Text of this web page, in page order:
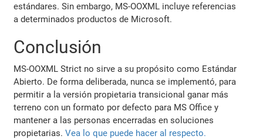
estándares. Sin embargo, MS-OOXML incluye referencias
a determinados productos de Microsoft.
Conclusión
MS-OOXML Strict no sirve a su propósito como Estándar
Abierto. De forma deliberada, nunca se implementó, para
permitir a la versión propietaria transicional ganar más
terreno con un formato por defecto para MS Office y
mantener a las personas encerradas en soluciones
propietarias.Vea lo que puede hacer al respecto.